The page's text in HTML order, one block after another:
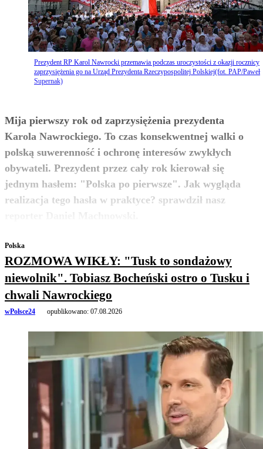
Prezydent RP Karol Nawrocki przemawia podczas uroczystości z okazji rocznicy
zaprzysiężenia go na Urząd Prezydenta Rzeczypospolitej Polskiej(fot. PAP/Paweł
Supernak)
Mija pierwszy rok od zaprzysiężenia prezydenta
Karola Nawrockiego. To czas konsekwentnej walki o
polską suwerenność i ochronę interesów zwykłych
obywateli. Prezydent przez cały rok kierował się
jednym hasłem: "Polska po pierwsze". Jak wygląda
realizacja tego hasła w praktyce? sprawdził nasz
zobacz więcej
Polska
ROZMOWA WIKŁY: "Tusk to sondażowy
niewolnik". Tobiasz Bocheński ostro o Tusku i
chwali Nawrockiego
wPolsce24 opublikowano: 07.08.2026